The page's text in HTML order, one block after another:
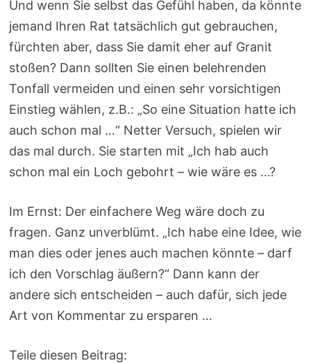
Und wenn Sie selbst das Gefühl haben, da könnte
jemand Ihren Rat tatsächlich gut gebrauchen,
fürchten aber, dass Sie damit eher auf Granit
stoßen? Dann sollten Sie einen belehrenden
Tonfall vermeiden und einen sehr vorsichtigen
Einstieg wählen, z.B.: „So eine Situation hatte ich
auch schon mal …“ Netter Versuch, spielen wir
das mal durch. Sie starten mit „Ich hab auch
schon mal ein Loch gebohrt – wie wäre es …?
Im Ernst: Der einfachere Weg wäre doch zu
fragen. Ganz unverblümt. „Ich habe eine Idee, wie
man dies oder jenes auch machen könnte – darf
ich den Vorschlag äußern?“ Dann kann der
andere sich entscheiden – auch dafür, sich jede
Art von Kommentar zu ersparen …
Teile diesen Beitrag: